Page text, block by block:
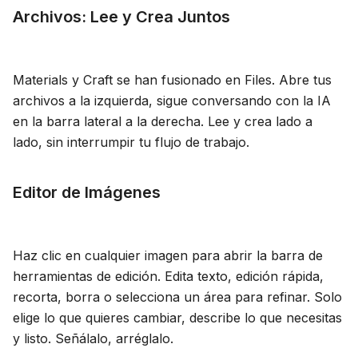
Archivos: Lee y Crea Juntos
Materials y Craft se han fusionado en Files. Abre tus
archivos a la izquierda, sigue conversando con la IA
en la barra lateral a la derecha. Lee y crea lado a
lado, sin interrumpir tu flujo de trabajo.
Editor de Imágenes
Haz clic en cualquier imagen para abrir la barra de
herramientas de edición. Edita texto, edición rápida,
recorta, borra o selecciona un área para refinar. Solo
elige lo que quieres cambiar, describe lo que necesitas
y listo. Señálalo, arréglalo.